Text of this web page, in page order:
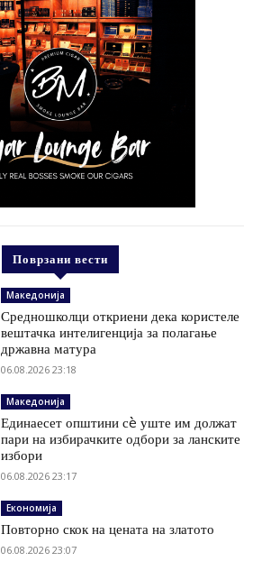
Поврзани вести
Македонија
Средношколци откриени дека користеле
вештачка интелигенција за полагање
државна матура
06.08.2026 23:18
Македонија
Единаесет општини сè уште им должат
пари на избирачките одбори за ланските
избори
06.08.2026 23:17
Економија
Повторно скок на цената на златото
06.08.2026 23:07